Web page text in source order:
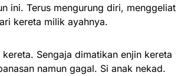
ini. Terus mengurung diri, menggeliat
kereta milik ayahnya.
Sengaja dimatikan enjin kereta
namun gagal. Si anak nekad.